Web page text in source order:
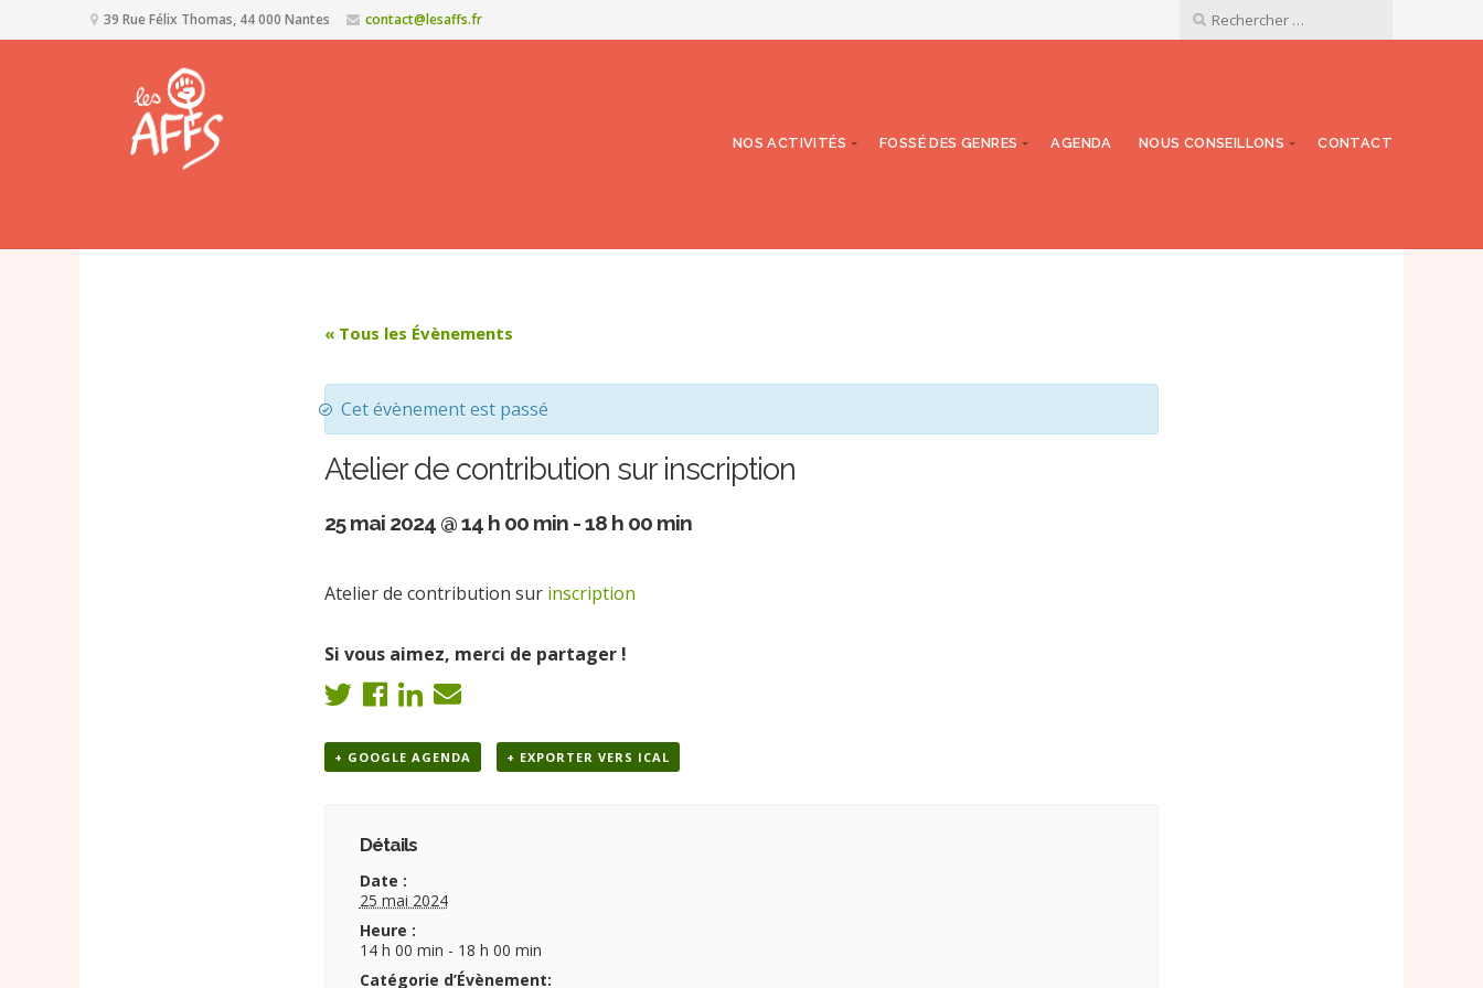
39 Rue Félix Thomas, 44 000 Nantes contact@lesaffs.fr
NOS ACTIVITÉS FOSSÉ DES GENRES AGENDA NOUS CONSEILLONS CONTACT
« Tous les Évènements
Cet évènement est passé
Atelier de contribution sur inscription
25 mai 2024 @ 14 h 00 min -18 h 00 min
Atelier de contribution sur inscription
Si vous aimez, merci de partager !
+ GOOGLE AGENDA + EXPORTER VERS ICAL
Détails
Date :
25 mai 2024
Heure :
14 h 00 min - 18 h 00 min
Catégorie d’Évènement: